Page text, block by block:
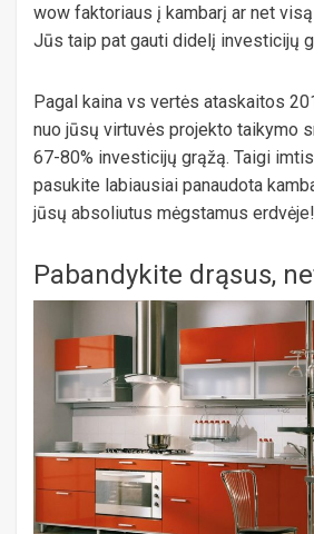
wow faktoriaus į kambarį ar net
Jūs taip pat gauti didelį investicijų
Pagal kaina vs vertės ataskaitos
nuo jūsų virtuvės projekto taikymo
67-80% investicijų grąžą. Taigi
pasukite labiausiai panaudota
jūsų absoliutus mėgstamus erdvėje!
Pabandykite drąsus,